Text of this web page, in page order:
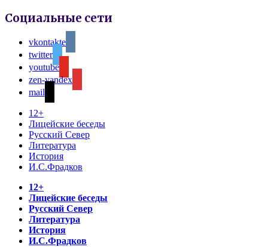
Социальные сети
vkontakte
twitter
youtube
zen-yandex
mail
12+
Лицейские беседы
Русский Север
Литература
История
И.С.Фрадков
12+
Лицейские беседы
Русский Север
Литература
История
И.С.Фрадков